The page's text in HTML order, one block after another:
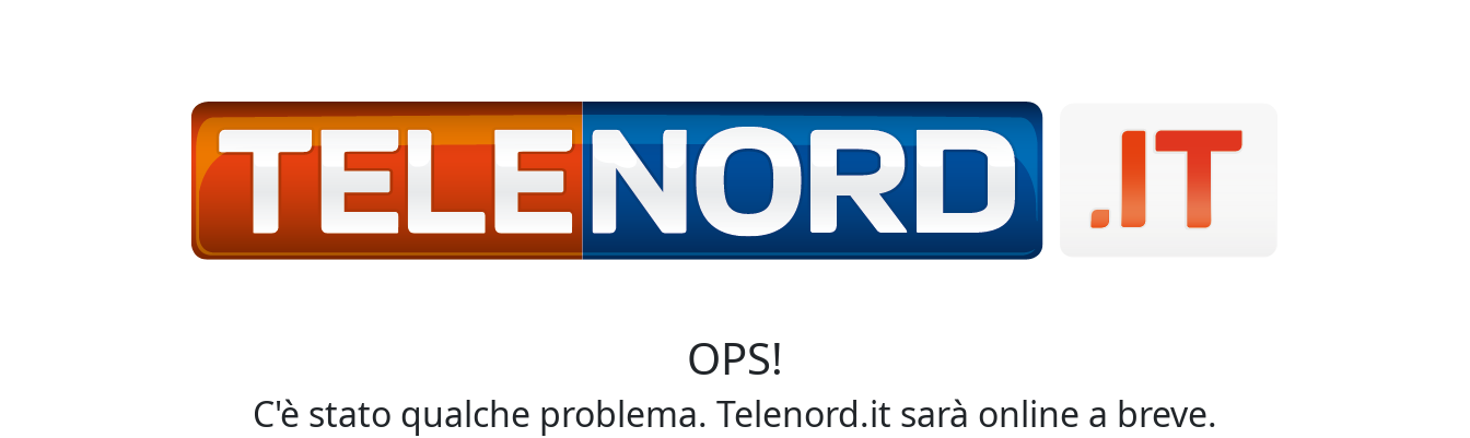
OPS!
C'è stato qualche problema. Telenord.it sarà online a breve.